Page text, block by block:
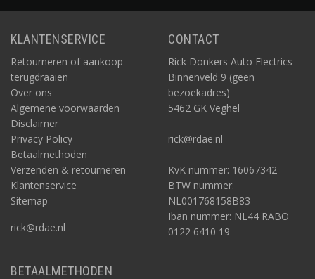
KLANTENSERVICE
Retourneren of aankoop
terugdraaien
Over ons
Algemene voorwaarden
Disclaimer
Privacy Policy
Betaalmethoden
Verzenden & retourneren
Klantenservice
Sitemap
rick@rdae.nl
CONTACT
Rick Donkers Auto Electrics
Binnenveld 9 (geen
bezoekadres)
5462 GK Veghel
rick@rdae.nl
KvK nummer: 16067342
BTW nummer:
NL001768158B83
Iban nummer: NL44 RABO
0122 6410 19
BETAALMETHODEN